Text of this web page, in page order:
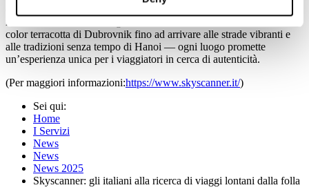
ricchezza culturale. Proseguendo verso le mura fortificate e i tetti
color terracotta di Dubrovnik fino ad arrivare alle strade vibranti e
alle tradizioni senza tempo di Hanoi — ogni luogo promette
un’esperienza unica per i viaggiatori in cerca di autenticità.
(Per maggiori informazioni:https://www.skyscanner.it/)
Sei qui:
Home
I Servizi
News
News
News 2025
Skyscanner: gli italiani alla ricerca di viaggi lontani dalla folla